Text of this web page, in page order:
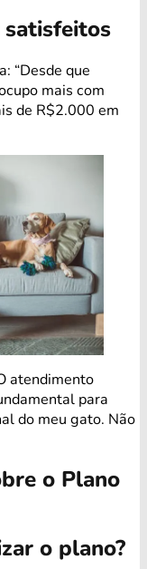
“Desde que
mais com
de R$2.000 em
atendimento
para
do meu gato. Não
o Plano
o plano?